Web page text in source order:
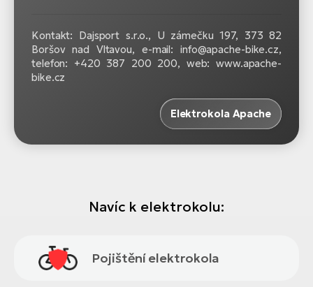
Kontakt: Dajsport s.r.o., U zámečku 197, 373 82
Boršov nad Vltavou, e-mail: info@apache-bike.cz,
telefon: +420 387 200 200, web: www.apache-
bike.cz
Elektrokola Apache
Navíc k elektrokolu:
Pojištění elektrokola